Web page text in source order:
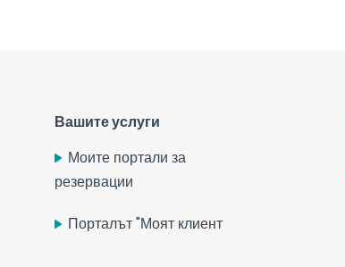
Вашите услуги
Моите портали за
резервации
Порталът "Моят клиент